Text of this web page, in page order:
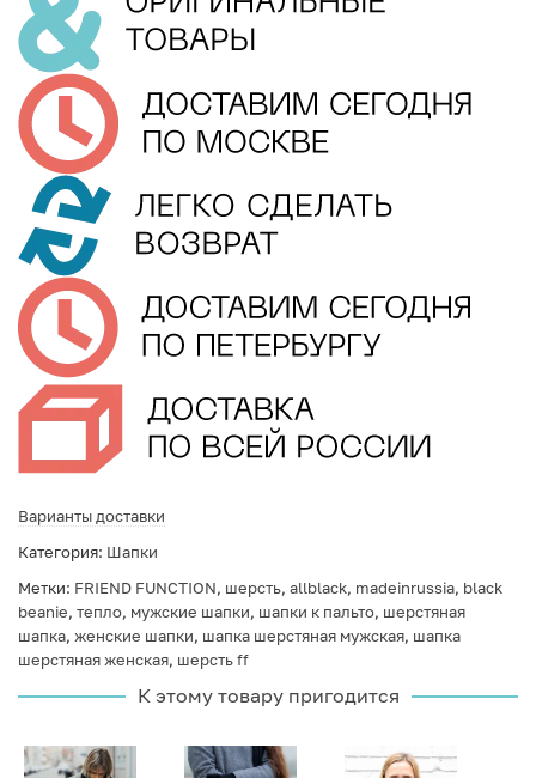
Варианты доставки
Категория: Шапки
Метки: FRIEND FUNCTION, шерсть, allblack, madeinrussia, black
beanie, тепло, мужские шапки, шапки к пальто, шерстяная
шапка, женские шапки, шапка шерстяная мужская, шапка
шерстяная женская, шерсть ff
К этому товару пригодится